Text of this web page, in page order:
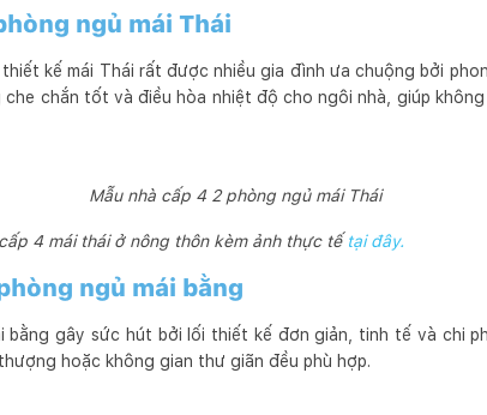
ngủ mái Thái
kế mái Thái rất được nhiều gia đình ưa chuộng bởi
che chắn tốt và điều hòa nhiệt độ cho ngôi nhà, giúp
Mẫu nhà cấp 4 2 phòng ngủ mái Thái
4 mái thái ở nông thôn kèm ảnh thực tế tại đây.
ngủ mái bằng
bằng gây sức hút bởi lối thiết kế đơn giản, tinh tế và chi
hoặc không gian thư giãn đều phù hợp.